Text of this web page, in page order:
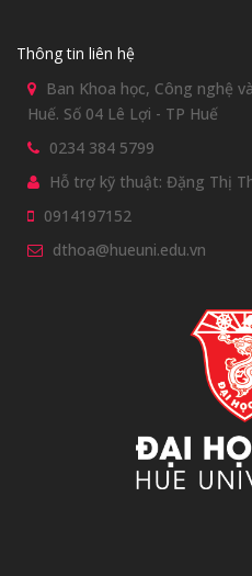
Thông tin liên hệ
Ban Khoa học, Công nghệ
Huế. Số 04 Lê Lợi - TP Huế
0234 384 5799
Hỗ trợ kỹ thuật: Đặng Thị
0914197152
dthoa@hueuni.edu.vn